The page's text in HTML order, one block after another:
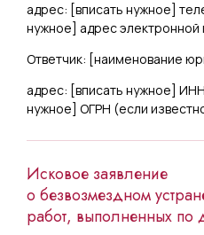
адрес: [вписать нужное]
нужное] адрес электронной
Ответчик: [наименование
адрес: [вписать нужное]
нужное] ОГРН (если
Исковое заявление
о безвозмездном
работ, выполненных по